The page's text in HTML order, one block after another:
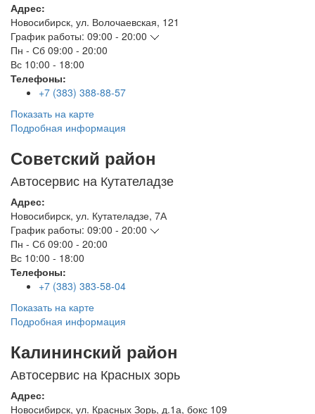
Адрес:
Новосибирск, ул. Волочаевская, 121
График работы: 09:00 - 20:00
Пн - Сб 09:00 - 20:00
Вс 10:00 - 18:00
Телефоны:
+7 (383) 388-88-57
Показать на карте
Подробная информация
Советский район
Автосервис на Кутателадзе
Адрес:
Новосибирск, ул. Кутателадзе, 7А
График работы: 09:00 - 20:00
Пн - Сб 09:00 - 20:00
Вс 10:00 - 18:00
Телефоны:
+7 (383) 383-58-04
Показать на карте
Подробная информация
Калининский район
Автосервис на Красных зорь
Адрес:
Новосибирск, ул. Красных Зорь, д.1а, бокс 109